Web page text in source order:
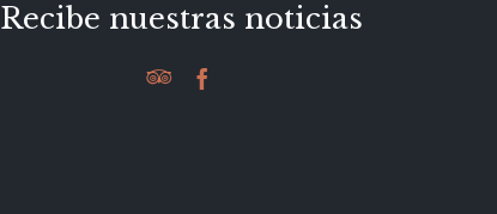
Recibe nuestras noticias
 